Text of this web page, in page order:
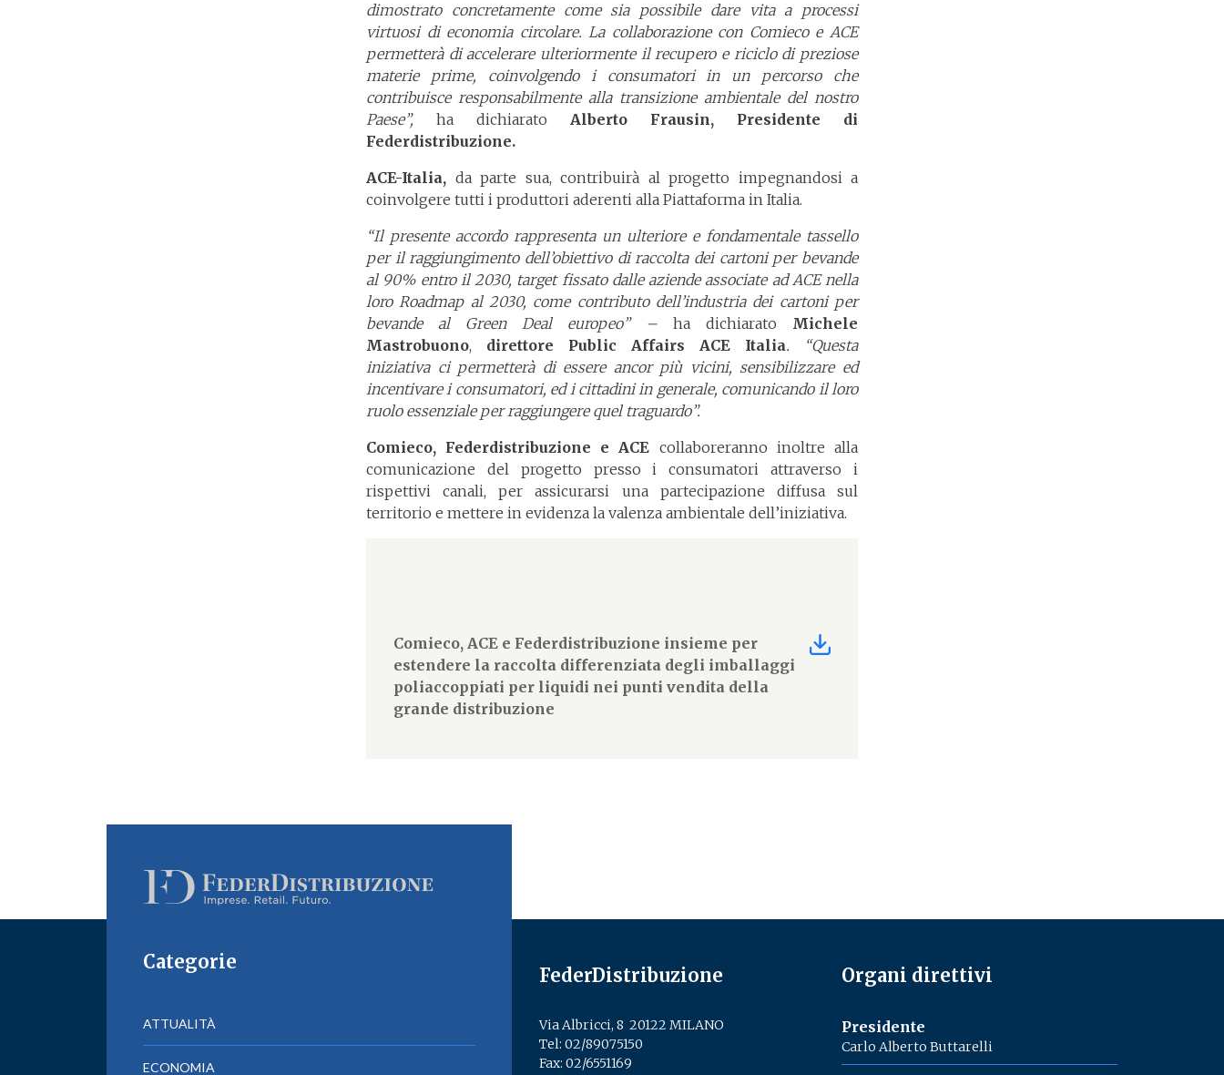
dimostrato concretamente come sia possibile dare vita a processi
virtuosi di economia circolare. La collaborazione con Comieco e ACE
permetterà di accelerare ulteriormente il recupero e riciclo di preziose
materie prime, coinvolgendo i consumatori in un percorso che
contribuisce responsabilmente alla transizione ambientale del nostro
Paese”, ha dichiarato Alberto Frausin, Presidente di
Federdistribuzione.
ACE-Italia, da parte sua, contribuirà al progetto impegnandosi a
coinvolgere tutti i produttori aderenti alla Piattaforma in Italia.
“Il presente accordo rappresenta un ulteriore e fondamentale tassello
per il raggiungimento dell’obiettivo di raccolta dei cartoni per bevande
al 90% entro il 2030, target fissato dalle aziende associate ad ACE nella
loro Roadmap al 2030, come contributo dell’industria dei cartoni per
bevande al Green Deal europeo” – ha dichiarato Michele
Mastrobuono, direttore Public Affairs ACE Italia. “Questa
iniziativa ci permetterà di essere ancor più vicini, sensibilizzare ed
incentivare i consumatori, ed i cittadini in generale, comunicando il loro
ruolo essenziale per raggiungere quel traguardo”.
Comieco, Federdistribuzione e ACE collaboreranno inoltre alla
comunicazione del progetto presso i consumatori attraverso i
rispettivi canali, per assicurarsi una partecipazione diffusa sul
territorio e mettere in evidenza la valenza ambientale dell’iniziativa.
Comieco, ACE e Federdistribuzione insieme per
estendere la raccolta differenziata degli imballaggi
poliaccoppiati per liquidi nei punti vendita della
grande distribuzione
Categorie
ATTUALITÀ
ECONOMIA
FederDistribuzione
Via Albricci, 8 ­ 20122 MILANO
Tel: 02/89075150
Fax: 02/6551169
Organi direttivi
Presidente
Carlo Alberto Buttarelli